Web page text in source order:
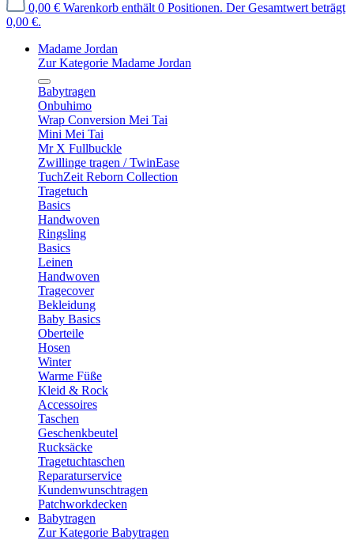
0,00 € Warenkorb enthält 0 Positionen. Der Gesamtwert beträgt
0,00 €.
Madame Jordan
Zur Kategorie Madame Jordan
Babytragen
Onbuhimo
Wrap Conversion Mei Tai
Mini Mei Tai
Mr X Fullbuckle
Zwillinge tragen / TwinEase
TuchZeit Reborn Collection
Tragetuch
Basics
Handwoven
Ringsling
Basics
Leinen
Handwoven
Tragecover
Bekleidung
Baby Basics
Oberteile
Hosen
Winter
Warme Füße
Kleid & Rock
Accessoires
Taschen
Geschenkbeutel
Rucksäcke
Tragetuchtaschen
Reparaturservice
Kundenwunschtragen
Patchworkdecken
Babytragen
Zur Kategorie Babytragen